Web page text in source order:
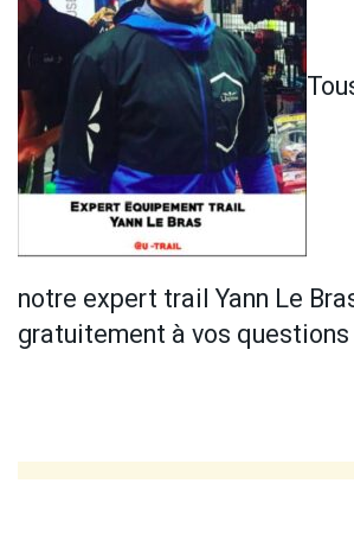
notre expert trail Yann Le
gratuitement à vos